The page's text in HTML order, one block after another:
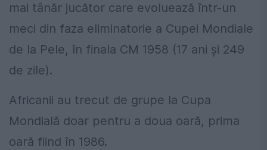
mai tânăr jucător care evoluează într-un
meci din faza eliminatorie a Cupei Mondiale
de la Pele, în finala CM 1958 (17 ani şi 249
de zile).
Africanii au trecut de grupe la Cupa
Mondială doar pentru a doua oară, prima
oară fiind în 1986.